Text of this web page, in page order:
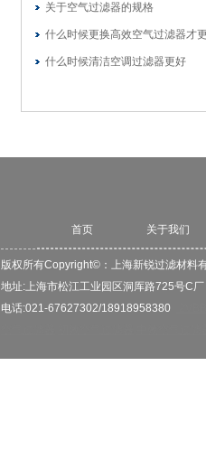
关于空气过滤器的规格
什么时候更换高效空气过滤器才
什么时候清洁空调过滤器更好
首页 关于我们
版权所有Copyright©： 上海新锐过滤材料
地址:上海市松江工业园区洞厍路725号C厂
电话:021-67627302/18918958380